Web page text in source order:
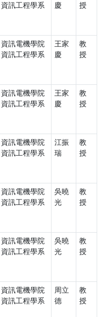
資訊工程學系 慶 授
資訊電機學院
資訊工程學系
王家
慶
教
授
資訊電機學院
資訊工程學系
王家
慶
教
授
資訊電機學院
資訊工程學系
江振
瑞
教
授
資訊電機學院
資訊工程學系
吳曉
光
教
授
資訊電機學院
資訊工程學系
吳曉
光
教
授
資訊電機學院
資訊工程學系
周立
德
教
授